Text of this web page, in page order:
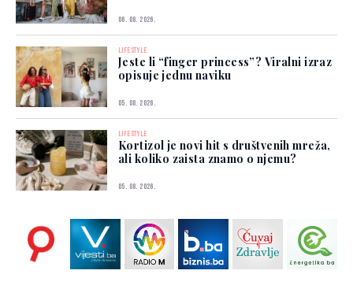
06. 08. 2026.
LIFESTYLE
Jeste li “finger princess”? Viralni izraz
opisuje jednu naviku
05. 08. 2026.
LIFESTYLE
Kortizol je novi hit s društvenih mreža,
ali koliko zaista znamo o njemu?
05. 08. 2026.